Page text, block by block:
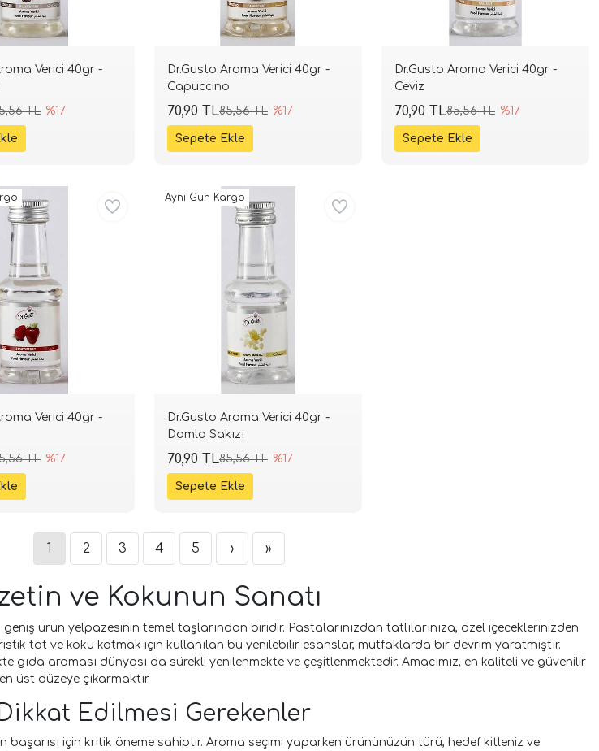
Verici 40gr -
TL %17
Dr.Gusto Aroma Verici 40gr -
Capuccino
85,56 TL %17
70,90 TL
Dr.Gusto Aroma Verici 40gr -
Ceviz
85,56 TL %17
70,90 TL
Verici 40gr -
TL %17
Dr.Gusto Aroma Verici 40gr -
Damla Sakızı
85,56 TL %17
70,90 TL
Aynı Gün Kargo
1 2 3 4 5 › »
ve Kokunun Sanatı
ürün yelpazesinin temel taşlarından biridir. Pastalarınızdan tatlılarınıza, özel içeceklerinizden
tat ve koku katmak için kullanılan bu yenilebilir esanslar, mutfaklarda bir devrim yaratmıştır.
aroması dünyası da sürekli yenilenmekte ve çeşitlenmektedir. Amacımız, en kaliteli ve güvenilir
üst düzeye çıkarmaktır.
Edilmesi Gerekenler
başarısı için kritik öneme sahiptir. Aroma seçimi yaparken ürününüzün türü, hedef kitleniz ve